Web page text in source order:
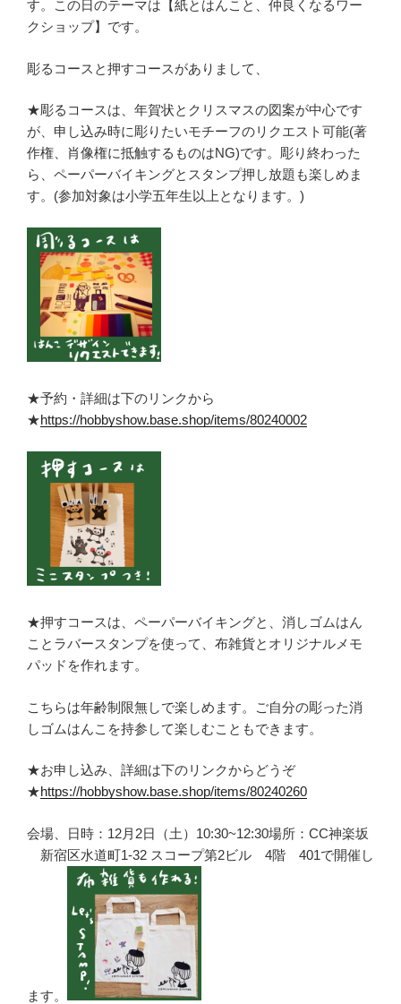
す。この日のテーマは【紙とはんこと、仲良くなるワー
クショップ】です。
彫るコースと押すコースがありまして、
★彫るコースは、年賀状とクリスマスの図案が中心です
が、申し込み時に彫りたいモチーフのリクエスト可能(著
作権、肖像権に抵触するものはNG)です。彫り終わった
ら、ペーパーバイキングとスタンプ押し放題も楽しめま
す。(参加対象は小学五年生以上となります。)
★予約・詳細は下のリンクから
★https://hobbyshow.base.shop/items/80240002
★押すコースは、ペーパーバイキングと、消しゴムはん
ことラバースタンプを使って、布雑貨とオリジナルメモ
パッドを作れます。
こちらは年齢制限無しで楽しめます。ご自分の彫った消
しゴムはんこを持参して楽しむこともできます。
★お申し込み、詳細は下のリンクからどうぞ
★https://hobbyshow.base.shop/items/80240260
会場、日時：12月2日（土）10:30~12:30場所：CC神楽坂
新宿区水道町1-32 スコープ第2ビル 4階 401で開催し
ます。